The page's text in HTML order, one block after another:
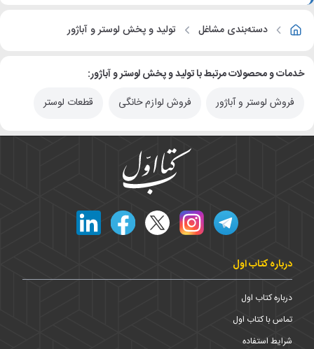
دسته‌بندی مشاغل تولید و پخش لوستر و آباژور
خدمات و محصولات مرتبط با تولید و پخش لوستر و آباژور:
فروش لوستر و آباژور
فروش لوازم خانگی قطعات لوستر
درباره کتاب اول
درباره کتاب اول
تماس با کتاب اول
شرایط استفاده